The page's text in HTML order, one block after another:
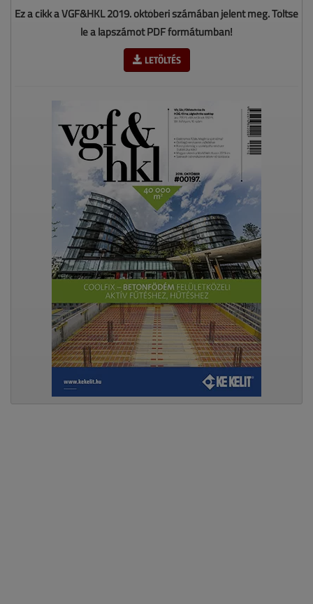
Ez a cikk a VGF&HKL 2019. októberi számában jelent meg. Töltse
le a lapszámot PDF formátumban!
LETÖLTÉS